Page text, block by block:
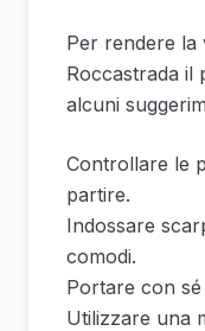
Per rendere la
Roccastrada il
alcuni
Controllare le
partire.
Indossare
comodi.
Portare con
Utilizzare una